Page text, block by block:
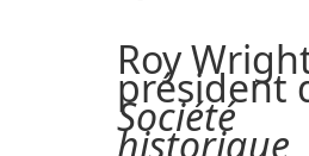
Roy
président
Société
historique